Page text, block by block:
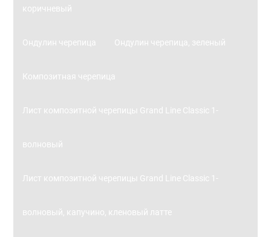
коричневый
Ондулин черепица Ондулин черепица, зеленый
Композитная черепица
Лист композитной черепицы Grand Line Classic 1-
волновый
Лист композитной черепицы Grand Line Classic 1-
волновый, капучино, кленовый латте